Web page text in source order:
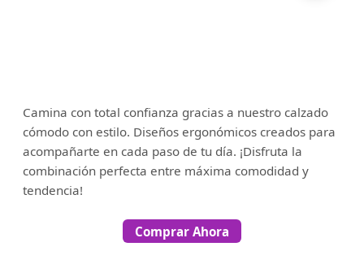
Camina con total confianza gracias a nuestro calzado
cómodo con estilo. Diseños ergonómicos creados para
acompañarte en cada paso de tu día. ¡Disfruta la
combinación perfecta entre máxima comodidad y
tendencia!
Comprar Ahora